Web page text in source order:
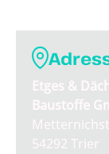
Etges &
Baustoffe
54292 Trier